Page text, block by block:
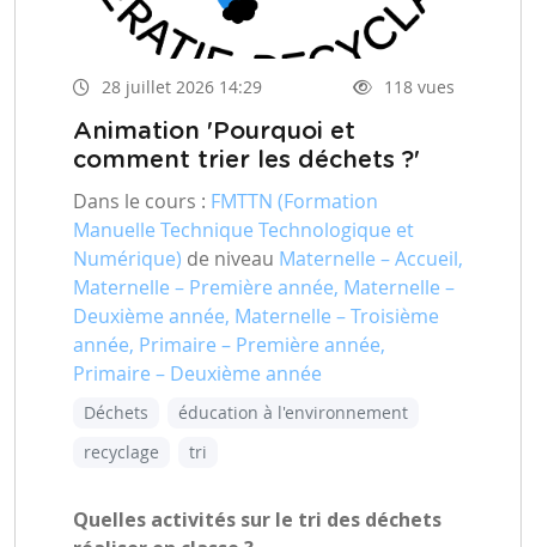
28 juillet 2026 14:29 118 vues
Animation 'Pourquoi et
comment trier les déchets ?'
Dans le cours : FMTTN (Formation
Manuelle Technique Technologique et
Numérique) de niveau Maternelle – Accueil,
Maternelle – Première année, Maternelle –
Deuxième année, Maternelle – Troisième
année, Primaire – Première année,
Primaire – Deuxième année
Déchets
éducation à l'environnement
recyclage
tri
Quelles activités sur le tri des déchets